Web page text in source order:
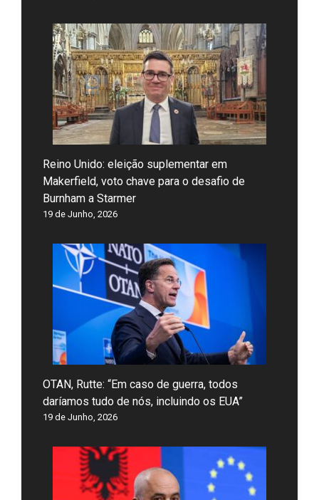
Reino Unido: eleição suplementar em
Makerfield, voto chave para o desafio de
Burnham a Starmer
19 de Junho, 2026
OTAN, Rutte: “Em caso de guerra, todos
daríamos tudo de nós, incluindo os EUA”
19 de Junho, 2026